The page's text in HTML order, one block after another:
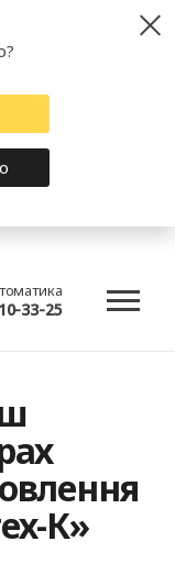
33-25
К»